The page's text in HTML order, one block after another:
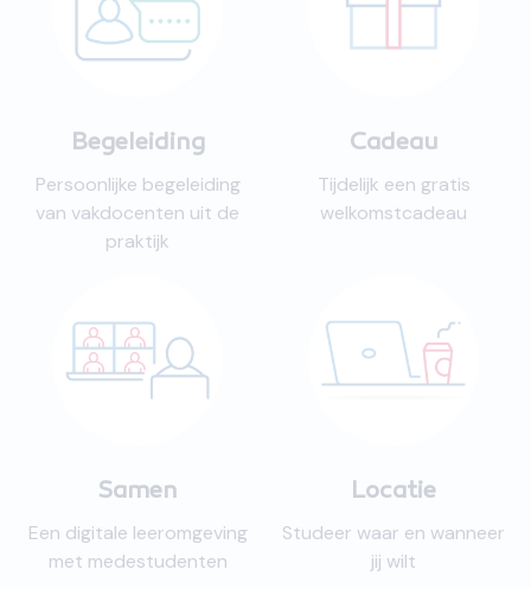
Begeleiding
Persoonlijke begeleiding
van vakdocenten uit de
praktijk
Cadeau
Tijdelijk een gratis
welkomstcadeau
Samen
Een digitale leeromgeving
met medestudenten
Locatie
Studeer waar en wanneer
jij wilt